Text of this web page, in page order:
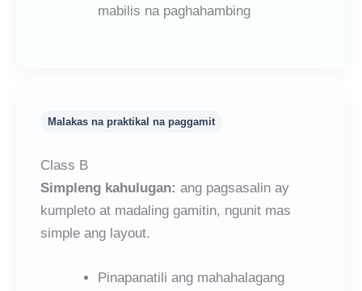
mabilis na paghahambing
Malakas na praktikal na paggamit
Class B
Simpleng kahulugan: ang pagsasalin ay
kumpleto at madaling gamitin, ngunit mas
simple ang layout.
Pinapanatili ang mahahalagang